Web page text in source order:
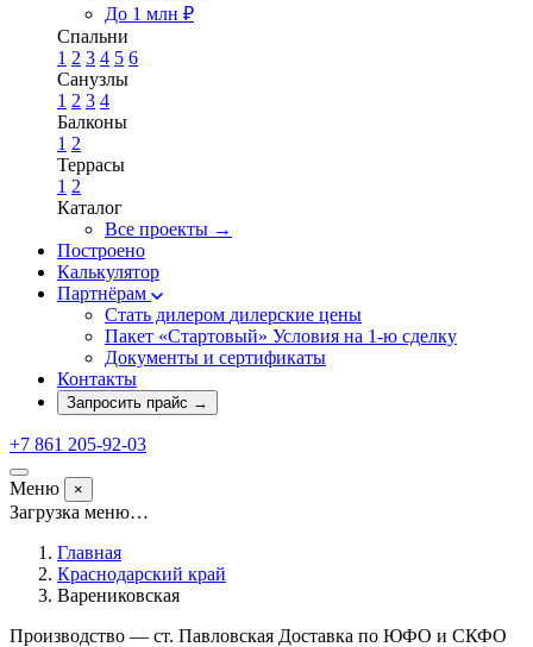
До 1 млн ₽
Спальни
1 2 3 4 5 6
Санузлы
1 2 3 4
Балконы
1 2
Террасы
1 2
Каталог
Все проекты →
Построено
Калькулятор
Партнёрам
Стать дилером дилерские цены
Пакет «Стартовый» Условия на 1-ю сделку
Документы и сертификаты
Контакты
Запросить прайс →
+7 861 205-92-03
Меню ×
Загрузка меню…
Главная
Краснодарский край
Варениковская
Производство — ст. Павловская Доставка по ЮФО и СКФО